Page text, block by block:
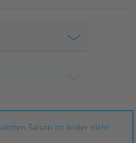
Saison ist leider nicht